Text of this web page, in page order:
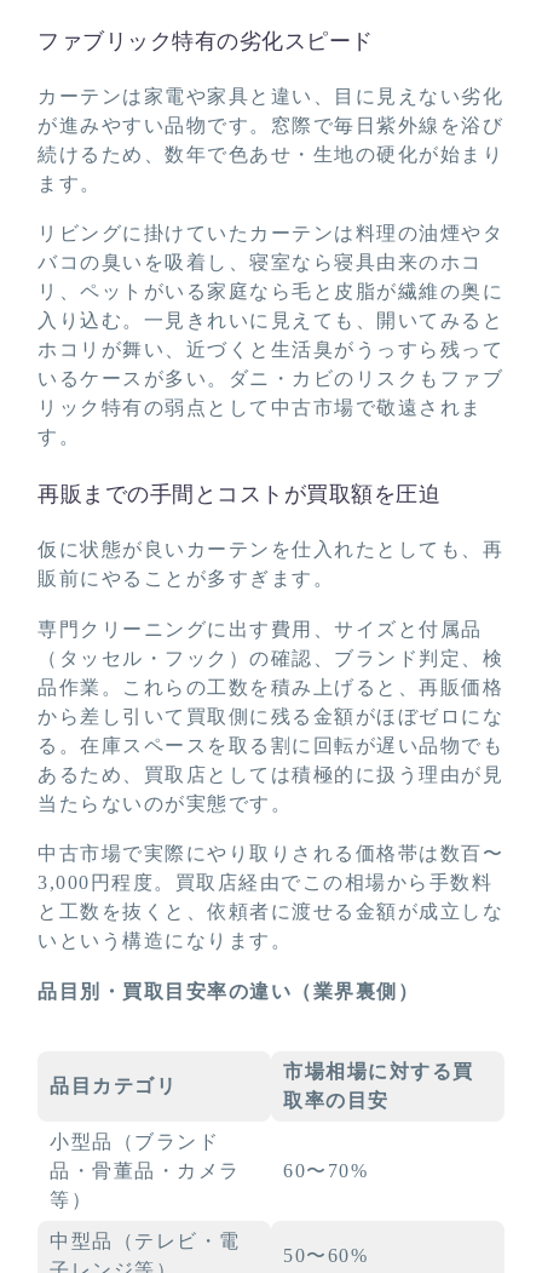
ファブリック特有の劣化スピード
カーテンは家電や家具と違い、目に見えない劣化
が進みやすい品物です。窓際で毎日紫外線を浴び
続けるため、数年で色あせ・生地の硬化が始まり
ます。
リビングに掛けていたカーテンは料理の油煙やタ
バコの臭いを吸着し、寝室なら寝具由来のホコ
リ、ペットがいる家庭なら毛と皮脂が繊維の奥に
入り込む。一見きれいに見えても、開いてみると
ホコリが舞い、近づくと生活臭がうっすら残って
いるケースが多い。ダニ・カビのリスクもファブ
リック特有の弱点として中古市場で敬遠されま
す。
再販までの手間とコストが買取額を圧迫
仮に状態が良いカーテンを仕入れたとしても、再
販前にやることが多すぎます。
専門クリーニングに出す費用、サイズと付属品
（タッセル・フック）の確認、ブランド判定、検
品作業。これらの工数を積み上げると、再販価格
から差し引いて買取側に残る金額がほぼゼロにな
る。在庫スペースを取る割に回転が遅い品物でも
あるため、買取店としては積極的に扱う理由が見
当たらないのが実態です。
中古市場で実際にやり取りされる価格帯は数百〜
3,000円程度。買取店経由でこの相場から手数料
と工数を抜くと、依頼者に渡せる金額が成立しな
いという構造になります。
品目別・買取目安率の違い（業界裏側）
品目カテゴリ
市場相場に対する買
取率の目安
小型品（ブランド
品・骨董品・カメラ
等）
60〜70%
中型品（テレビ・電
50〜60%